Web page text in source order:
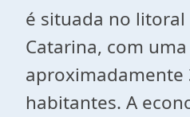
é situada no litoral
Catarina, com
aproximadamente
habitantes. A